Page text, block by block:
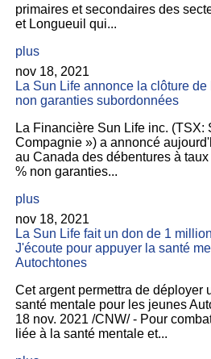
primaires et secondaires des
et Longueuil qui...
plus
nov 18, 2021
La Sun Life annonce la clôture
non garanties subordonnées
La Financière Sun Life inc. (TSX:
Compagnie ») a annoncé
au Canada des débentures à
% non garanties...
plus
nov 18, 2021
La Sun Life fait un don de 1
J'écoute pour appuyer la santé
Autochtones
Cet argent permettra de déployer
santé mentale pour les jeunes
18 nov. 2021 /CNW/ - Pour
liée à la santé mentale et...